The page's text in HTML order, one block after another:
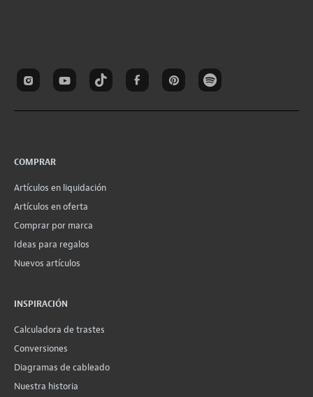
COMPRAR
Artículos en liquidación
Artículos en oferta
Comprar por marca
Ideas para regalos
Nuevos artículos
INSPIRACIÓN
Calculadora de trastes
Conversiones
Diagramas de cableado
Nuestra historia